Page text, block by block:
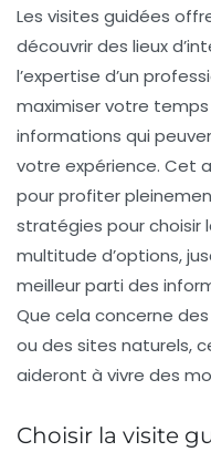
Les visites guidées
découvrir des lieux
l’expertise d’un
maximiser votre
informations qui
votre expérience. Cet
pour profiter
stratégies pour choisir
multitude d’options,
meilleur parti des
Que cela concerne
ou des sites naturels,
aideront à vivre des
Choisir la visite